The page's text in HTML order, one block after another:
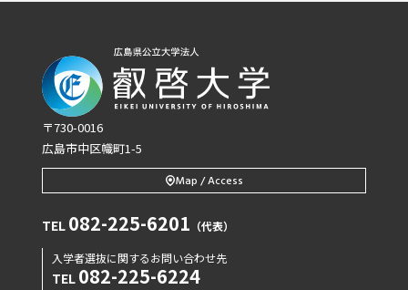
〒730-0016
広島市中区幟町1-5
Map / Access
TEL 082-225-6201 （代表）
入学者選抜に関するお問い合わせ先
TEL 082-225-6224